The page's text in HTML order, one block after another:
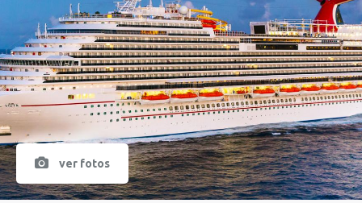
aquí tu
crucero
ver fotos